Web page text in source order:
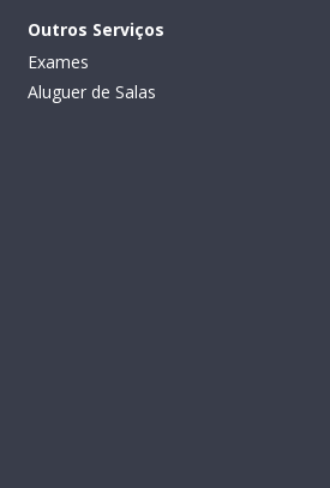
Outros Serviços
Exames
Aluguer de Salas